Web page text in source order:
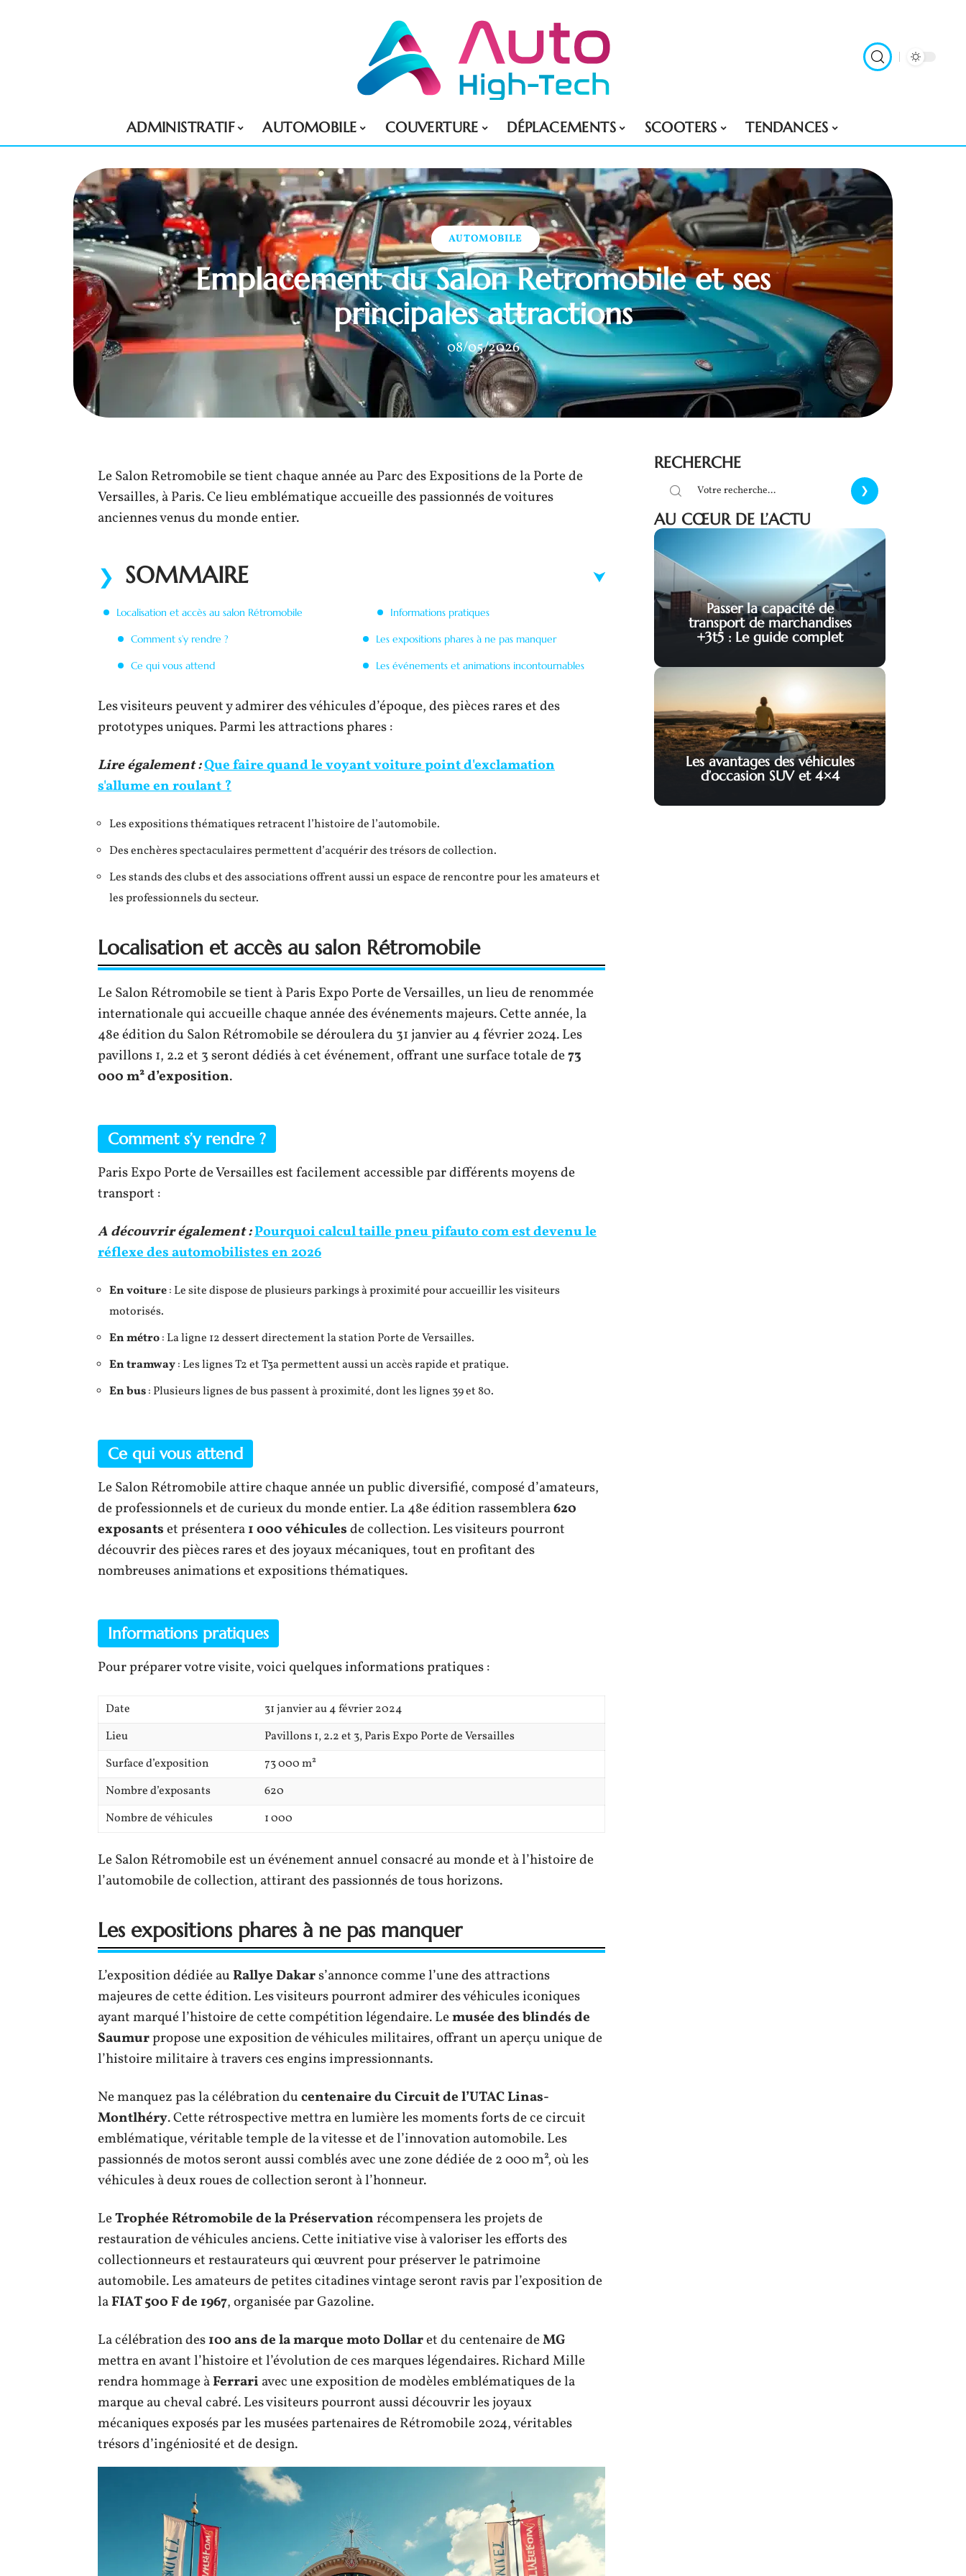
ADMINISTRATIF AUTOMOBILE COUVERTURE DÉPLACEMENTS SCOOTERS TENDANCES
AUTOMOBILE
Emplacement du Salon Retromobile et ses
principales attractions
08/05/2026
Le Salon Retromobile se tient chaque année au Parc des Expositions de la Porte de
Versailles, à Paris. Ce lieu emblématique accueille des passionnés de voitures
anciennes venus du monde entier.
SOMMAIRE
Localisation et accès au salon Rétromobile
Comment s’y rendre ?
Ce qui vous attend
Informations pratiques
Les expositions phares à ne pas manquer
Les événements et animations incontournables
Les visiteurs peuvent y admirer des véhicules d’époque, des pièces rares et des
prototypes uniques. Parmi les attractions phares :
Lire également :Que faire quand le voyant voiture point d'exclamation
s'allume en roulant ?
Les expositions thématiques retracent l’histoire de l’automobile.
Des enchères spectaculaires permettent d’acquérir des trésors de collection.
Les stands des clubs et des associations offrent aussi un espace de rencontre pour les amateurs et
les professionnels du secteur.
Localisation et accès au salon Rétromobile
Le Salon Rétromobile se tient à Paris Expo Porte de Versailles, un lieu de renommée
internationale qui accueille chaque année des événements majeurs. Cette année, la
48e édition du Salon Rétromobile se déroulera du 31 janvier au 4 février 2024. Les
pavillons 1, 2.2 et 3 seront dédiés à cet événement, offrant une surface totale de73
000 m² d’exposition.
Comment s’y rendre ?
Paris Expo Porte de Versailles est facilement accessible par différents moyens de
transport :
A découvrir également :Pourquoi calcul taille pneu pifauto com est devenu le
réflexe des automobilistes en 2026
En voiture: Le site dispose de plusieurs parkings à proximité pour accueillir les visiteurs
motorisés.
En métro: La ligne 12 dessert directement la station Porte de Versailles.
En tramway: Les lignes T2 et T3a permettent aussi un accès rapide et pratique.
En bus: Plusieurs lignes de bus passent à proximité, dont les lignes 39 et 80.
Ce qui vous attend
Le Salon Rétromobile attire chaque année un public diversifié, composé d’amateurs,
de professionnels et de curieux du monde entier. La 48e édition rassemblera620
exposantset présentera1 000 véhiculesde collection. Les visiteurs pourront
découvrir des pièces rares et des joyaux mécaniques, tout en profitant des
nombreuses animations et expositions thématiques.
Informations pratiques
Pour préparer votre visite, voici quelques informations pratiques :
Date
31 janvier au 4 février 2024
Lieu
Pavillons 1, 2.2 et 3, Paris Expo Porte de Versailles
Surface d’exposition
73 000 m²
Nombre d’exposants
620
Nombre de véhicules
1 000
Le Salon Rétromobile est un événement annuel consacré au monde et à l’histoire de
l’automobile de collection, attirant des passionnés de tous horizons.
Les expositions phares à ne pas manquer
L’exposition dédiée auRallye Dakars’annonce comme l’une des attractions
majeures de cette édition. Les visiteurs pourront admirer des véhicules iconiques
ayant marqué l’histoire de cette compétition légendaire. Lemusée des blindés de
Saumurpropose une exposition de véhicules militaires, offrant un aperçu unique de
l’histoire militaire à travers ces engins impressionnants.
Ne manquez pas la célébration ducentenaire du Circuit de l’UTAC Linas-
Montlhéry. Cette rétrospective mettra en lumière les moments forts de ce circuit
emblématique, véritable temple de la vitesse et de l’innovation automobile. Les
passionnés de motos seront aussi comblés avec une zone dédiée de 2 000 m², où les
véhicules à deux roues de collection seront à l’honneur.
LeTrophée Rétromobile de la Préservationrécompensera les projets de
restauration de véhicules anciens. Cette initiative vise à valoriser les efforts des
collectionneurs et restaurateurs qui œuvrent pour préserver le patrimoine
automobile. Les amateurs de petites citadines vintage seront ravis par l’exposition de
laFIAT 500 F de 1967, organisée par Gazoline.
La célébration des100 ans de la marque moto Dollaret du centenaire deMG
mettra en avant l’histoire et l’évolution de ces marques légendaires. Richard Mille
rendra hommage àFerrari avec une exposition de modèles emblématiques de la
marque au cheval cabré. Les visiteurs pourront aussi découvrir les joyaux
mécaniques exposés par les musées partenaires de Rétromobile 2024, véritables
trésors d’ingéniosité et de design.
RECHERCHE
AU CŒUR DE L’ACTU
Passer la capacité de
transport de marchandises
+3t5 : Le guide complet
Les avantages des véhicules
d’occasion SUV et 4×4